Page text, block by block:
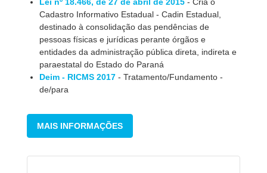
Cadastro Informativo Estadual - Cadin Estadual,
destinado à consolidação das pendências de
pessoas físicas e jurídicas perante órgãos e
entidades da administração pública direta, indireta e
paraestatal do Estado do Paraná
Deim - RICMS 2017 - Tratamento/Fundamento -
de/para
MAIS INFORMAÇÕES